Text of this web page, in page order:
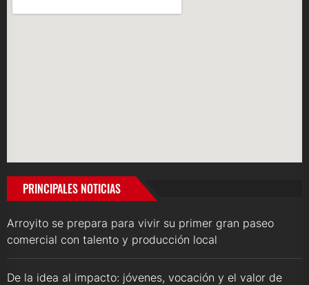
PRINCIPALES NOTICIAS
Arroyito se prepara para vivir su primer gran paseo
comercial con talento y producción local
De la idea al impacto: jóvenes, vocación y el valor de